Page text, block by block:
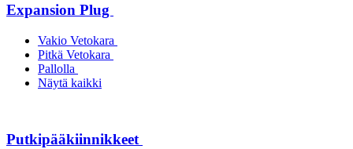
Expansion Plug
Vakio Vetokara
Pitkä Vetokara
Pallolla
Näytä kaikki
Putkipääkiinnikkeet